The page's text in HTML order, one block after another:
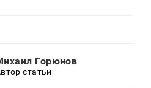
Горюнов
статьи